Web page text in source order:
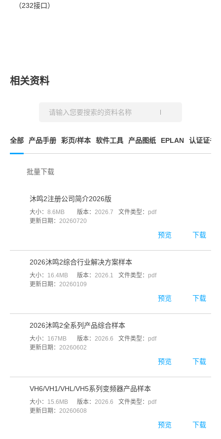
（232接口）
相关资料
全部 产品手册 彩页/样本 软件工具 产品图纸 EPLAN 认证证书
批量下载
预览 下载
沐鸣2注册公司简介2026版
大小： 8.6MB 版本： 2026.7 文件类型： pdf
更新日期： 20260720
预览 下载
2026沐鸣2综合行业解决方案样本
大小： 16.4MB 版本： 2026.1 文件类型： pdf
更新日期： 20260109
预览 下载
2026沐鸣2全系列产品综合样本
大小： 167MB 版本： 2026.6 文件类型： pdf
更新日期： 20260602
预览 下载
VH6/VH1/VHL/VH5系列变频器产品样本
大小： 15.6MB 版本： 2026.6 文件类型： pdf
更新日期： 20260608